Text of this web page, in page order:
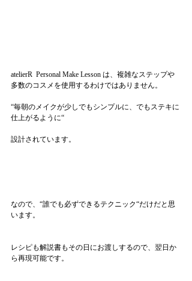
atelierR  Personal Make Lesson は、複雑なステップや
多数のコスメを使用するわけではありません。
“毎朝のメイクが少しでもシンプルに、でもステキに
仕上がるように“
設計されています。
なので、“誰でも必ずできるテクニック“だけだと思
います。
レシピも解説書もその日にお渡しするので、翌日か
ら再現可能です。